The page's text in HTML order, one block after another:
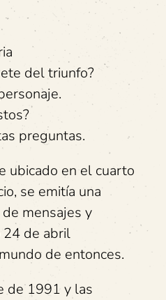
del triunfo?
preguntas.
ubicado en el cuarto
se emitía una
mensajes y
24 de abril
de entonces.
de 1991 y las